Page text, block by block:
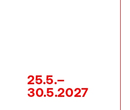
25.5.–
30.5.2027